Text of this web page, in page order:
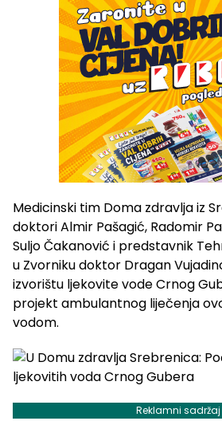
Medicinski tim Doma zdravlja iz
doktori Almir Pašagić, Radomir
Suljo Čakanović i predstavnik
u Zvorniku doktor Dragan
izvorištu ljekovite vode Crnog
projekt ambulantnog liječenja
vodom.
Reklamni sadržaj